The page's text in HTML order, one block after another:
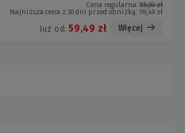
Cena regularna: 85,00 zł
Najniższa cena z 30 dni przed obniżką: 59,49 zł
Już od: 59,49 zł Więcej